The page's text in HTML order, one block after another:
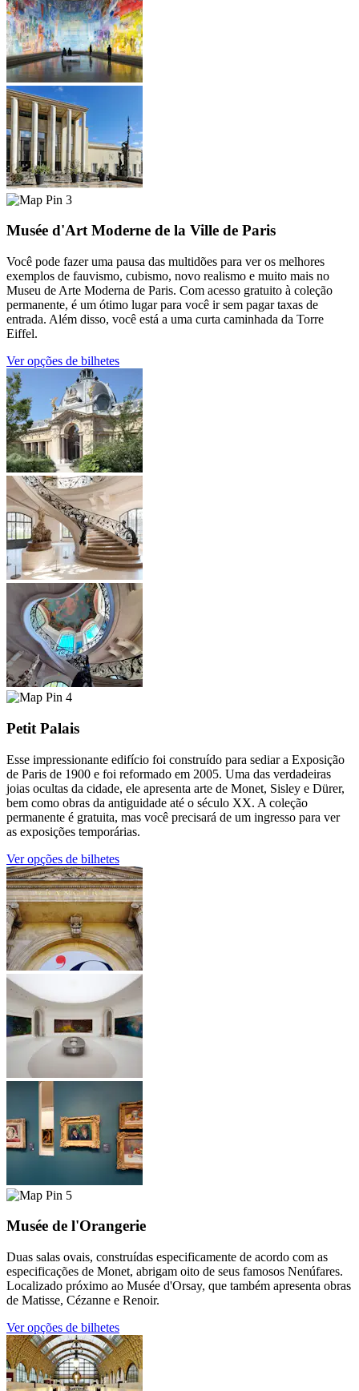
3
Musée d'Art Moderne de la Ville de Paris
Você pode fazer uma pausa das multidões para ver os melhores
exemplos de fauvismo, cubismo, novo realismo e muito mais no
Museu de Arte Moderna de Paris. Com acesso gratuito à coleção
permanente, é um ótimo lugar para você ir sem pagar taxas de
entrada. Além disso, você está a uma curta caminhada da Torre
Eiffel.
Ver opções de bilhetes
4
Petit Palais
Esse impressionante edifício foi construído para sediar a Exposição
de Paris de 1900 e foi reformado em 2005. Uma das verdadeiras
joias ocultas da cidade, ele apresenta arte de Monet, Sisley e Dürer,
bem como obras da antiguidade até o século XX. A coleção
permanente é gratuita, mas você precisará de um ingresso para ver
as exposições temporárias.
Ver opções de bilhetes
5
Musée de l'Orangerie
Duas salas ovais, construídas especificamente de acordo com as
especificações de Monet, abrigam oito de seus famosos Nenúfares.
Localizado próximo ao Musée d'Orsay, que também apresenta obras
de Matisse, Cézanne e Renoir.
Ver opções de bilhetes